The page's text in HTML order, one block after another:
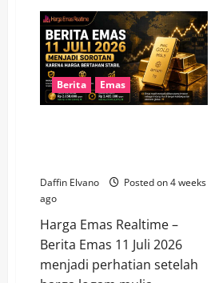
Berita Emas
Daffin Elvano
Posted on 4 weeks
ago
Harga Emas Realtime –
Berita Emas 11 Juli 2026
menjadi perhatian setelah